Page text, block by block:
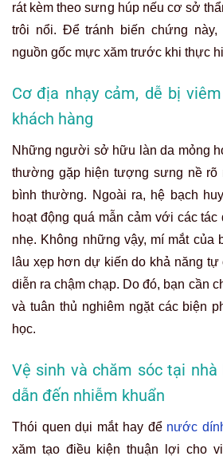
rát kèm theo sưng húp nếu cơ sở
trôi nổi. Để tránh biến chứng
nguồn gốc mực xăm trước khi thực
Cơ địa nhạy cảm, dễ bị
khách hàng
Những người sở hữu làn da mỏng
thường gặp hiện tượng sưng nề
bình thường. Ngoài ra, hệ bạch
hoạt động quá mẫn cảm với các
nhẹ. Không những vậy, mí mắt của
lâu xẹp hơn dự kiến do khả năng
diễn ra chậm chạp. Do đó, bạn cần
và tuân thủ nghiêm ngặt các biện
học.
Vệ sinh và chăm sóc tại nhà
dẫn đến nhiễm khuẩn
Thói quen dụi mắt hay để nước
xăm tạo điều kiện thuận lợi cho